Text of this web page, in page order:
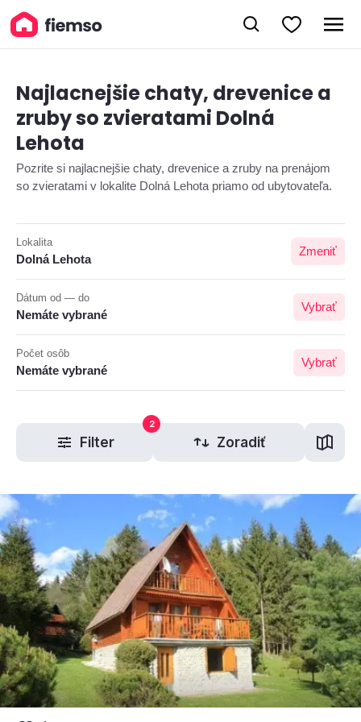
Najlacnejšie chaty, drevenice a
zruby so zvieratami Dolná
Lehota
Pozrite si najlacnejšie chaty, drevenice a zruby na prenájom
so zvieratami v lokalite Dolná Lehota priamo od ubytovateľa.
Lokalita
Dolná Lehota
Zmeniť
Dátum od — do
Nemáte vybrané
Vybrať
Počet osôb
Nemáte vybrané
Vybrať
Filter
2
Zoradiť